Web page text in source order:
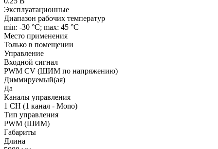
Эксплуатационные
Диапазон рабочих температур
min: -30 °C; max: 45 °C
Место применения
Только в помещении
Управление
Входной сигнал
PWM СV (ШИМ по напряжению)
Диммируемый(ая)
Да
Каналы управления
1 CH (1 канал - Mono)
Тип управления
PWM (ШИМ)
Габариты
Длина